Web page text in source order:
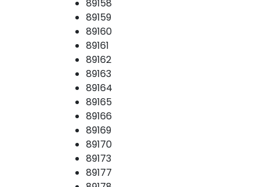
89158
89159
89160
89161
89162
89163
89164
89165
89166
89169
89170
89173
89177